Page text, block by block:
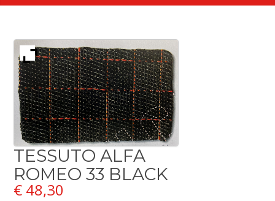
TESSUTO ALFA
ROMEO 33 BLACK
€ 48,30